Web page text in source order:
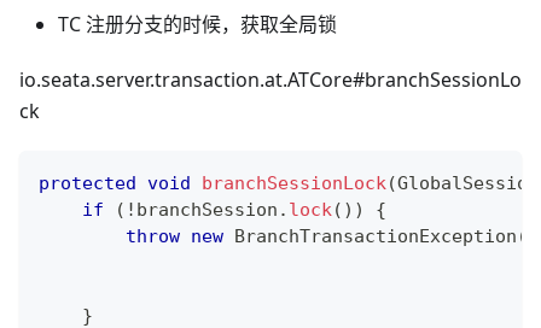
TC 注册分支的时候，获取全局锁
io.seata.server.transaction.at.ATCore#branchSessionLo
ck
protected void branchSessionLock(GlobalSession
if
( ! branchSession . lock( ) )
{
throw new BranchTransactionException (
}